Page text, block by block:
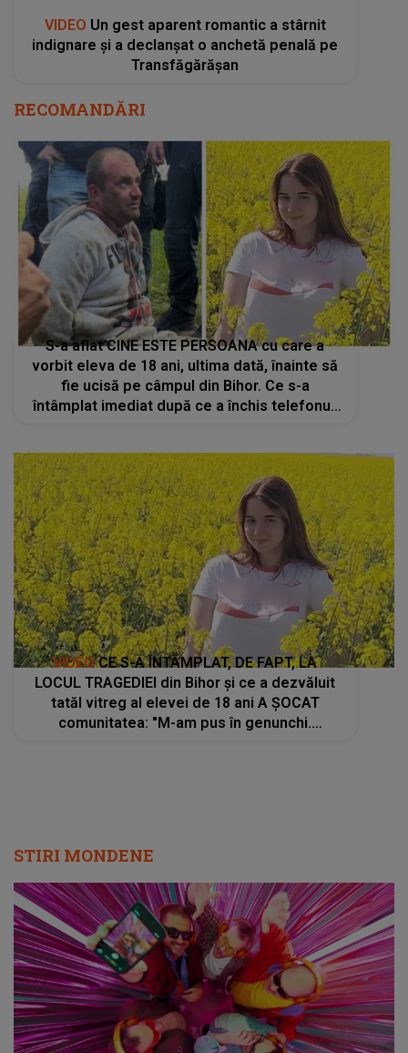
VIDEO Un gest aparent romantic a stârnit
indignare și a declanșat o anchetă penală pe
Transfăgărășan
RECOMANDĂRI
S-a aflat CINE ESTE PERSOANA cu care a
vorbit eleva de 18 ani, ultima dată, înainte să
fie ucisă pe câmpul din Bihor. Ce s-a
întâmplat imediat după ce a închis telefonul:
VIDEOCE S-A ÎNTÂMPLAT, DE FAPT, LA
LOCUL TRAGEDIEI din Bihor și ce a dezvăluit
tatăl vitreg al elevei de 18 ani A ȘOCAT
comunitatea: "M-am pus în genunchi.
STIRI MONDENE